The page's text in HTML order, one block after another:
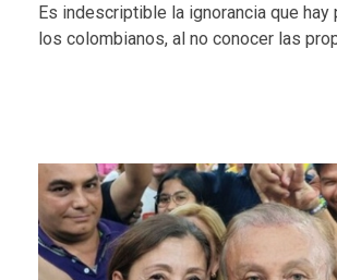
Es indescriptible la ignorancia que hay
los colombianos, al no conocer las